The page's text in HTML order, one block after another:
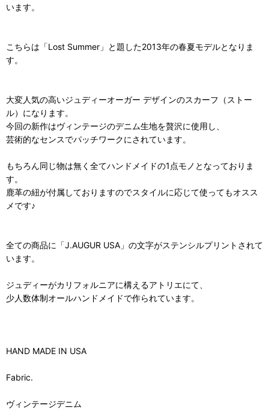
います。
こちらは「Lost Summer」と題した2013年の春夏モデルとなりま
す。
大変人気の高いジュディーオーガー デザインのスカーフ（ストー
ル）になります。
今回の新作はヴィンテージのデニム生地を贅沢に使用し、
芸術的なセンスでパッチワークにされています。
もちろん同じ物は無く全てハンドメイドの1点モノとなっておりま
す。
鹿革の紐が付属しておりますのでスタイルに応じて使ってもオスス
メです♪
全ての商品に「J.AUGUR USA」の文字がステンシルプリントされて
います。
ジュディーがカリフォルニアに構えるアトリエにて、
少人数体制オールハンドメイドで作られています。
HAND MADE IN USA
Fabric.
ヴィンテージデニム